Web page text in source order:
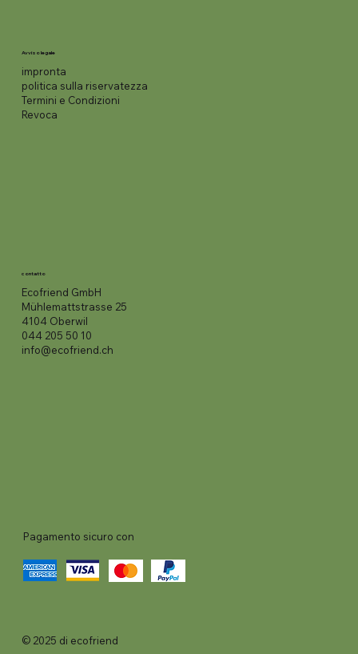
Avviso legale
impronta
politica sulla riservatezza
Termini e Condizioni
Revoca
contatto
Ecofriend GmbH
Mühlemattstrasse 25
4104 Oberwil
044 205 50 10
info@ecofriend.ch
Pagamento sicuro con
© 2025 di ecofriend